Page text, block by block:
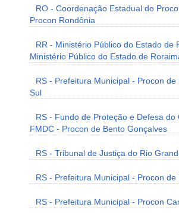
RO - Coordenação Estadual do
Procon Rondônia
RR - Ministério Público do Estado de
Ministério Público do Estado de
RS - Prefeitura Municipal - Procon de
Sul
RS - Fundo de Proteção e Defesa do
FMDC - Procon de Bento Gonçalves
RS - Tribunal de Justiça do Rio
RS - Prefeitura Municipal - Procon
RS - Prefeitura Municipal - Procon